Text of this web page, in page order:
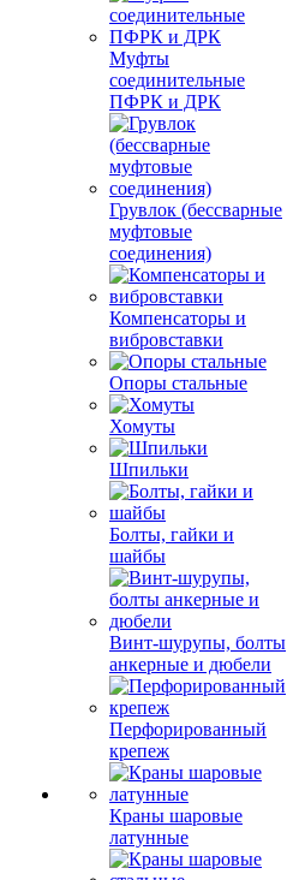
Муфты
соединительные
ПФРК и ДРК
Грувлок (бессварные
муфтовые
соединения)
Компенсаторы и
вибровставки
Опоры стальные
Хомуты
Шпильки
Болты, гайки и
шайбы
Винт-шурупы, болты
анкерные и дюбели
Перфорированный
крепеж
Краны шаровые
латунные